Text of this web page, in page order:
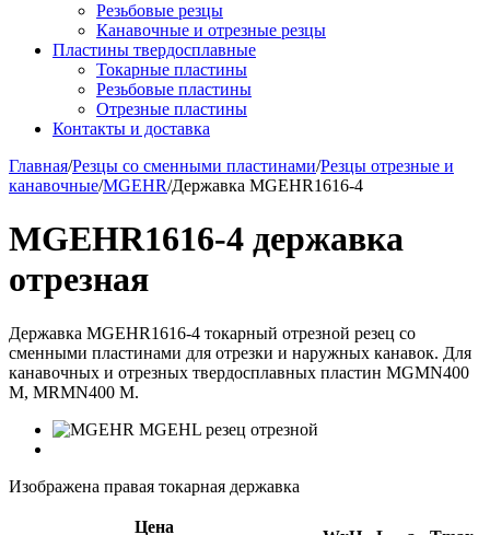
Резьбовые резцы
Канавочные и отрезные резцы
Пластины твердосплавные
Токарные пластины
Резьбовые пластины
Отрезные пластины
Контакты и доставка
Главная/Резцы со сменными пластинами/Резцы отрезные и
канавочные/MGEHR/Державка MGEHR1616-4
MGEHR1616-4 державка
отрезная
Державка MGEHR1616-4 токарный отрезной резец со
сменными пластинами для отрезки и наружных канавок. Для
канавочных и отрезных твердосплавных пластин MGMN400
M, MRMN400 M.
Изображена правая токарная державка
Цена